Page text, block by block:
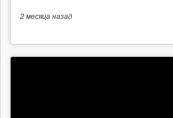
2 месяца назад